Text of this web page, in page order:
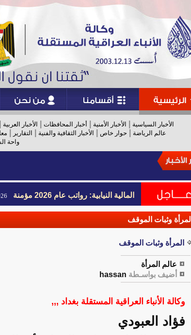
الأخبار السياسية الأخبار الأمنية أخبار المحافظات الأخبار العربية
عالم الرياضة
حوار خاص الأخبار الثقافية والفنية التقارير
واحة
المالية النيابية: رواتب عام 2026 مؤمنة
المالية النيابية: رواتب عام 2026 مؤمنة
المرأة وثبات الموقف
المرأة وثبات الموقف
عالم المرأة
أضيف بواسـطة hassan
وكالة الأنباء العراقية المستقلة بغداد ,,,
فؤاد العبودي